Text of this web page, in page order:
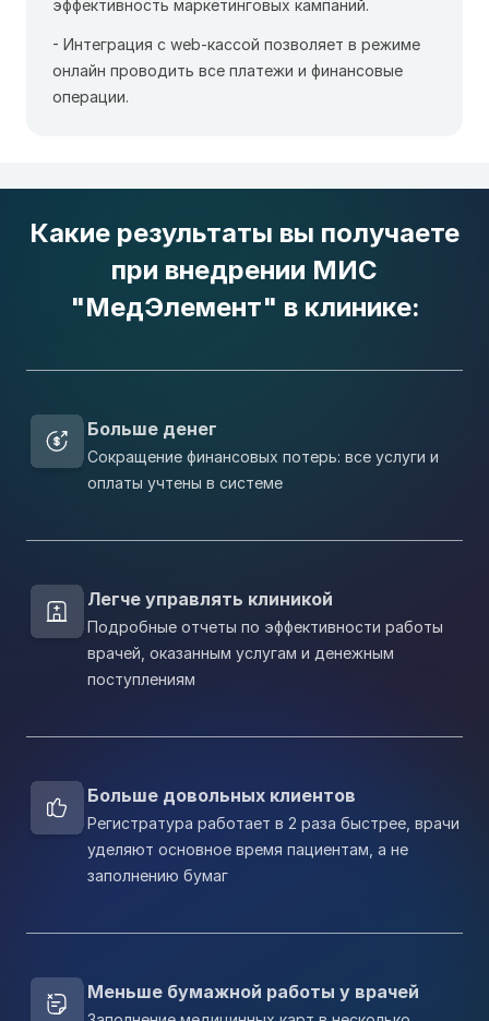
эффективность маркетинговых кампаний.
- Интеграция с web-кассой позволяет в режиме
онлайн проводить все платежи и финансовые
операции.
Какие результаты вы получаете
при внедрении МИС
"МедЭлемент" в клинике:
Больше денег
Сокращение финансовых потерь: все услуги и
оплаты учтены в системе
Легче управлять клиникой
Подробные отчеты по эффективности работы
врачей, оказанным услугам и денежным
поступлениям
Больше довольных клиентов
Регистратура работает в 2 раза быстрее, врачи
уделяют основное время пациентам, а не
заполнению бумаг
Меньше бумажной работы у врачей